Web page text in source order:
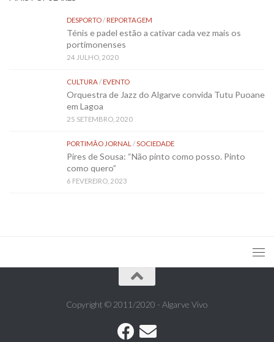
DESPORTO/REPORTAGEM
Ténis e padel estão a cativar cada vez mais os
portimonenses
24 JULHO, 2020
CULTURA/EVENTO
Orquestra de Jazz do Algarve convida Tutu Puoane
em Lagoa
25 SETEMBRO, 2020
PORTIMÃO JORNAL /SOCIEDADE
Pires de Sousa: “Não pinto como posso. Pinto
como quero”
6 FEVEREIRO, 2023
Copyright © 2011/2020 - Algarve Vivo